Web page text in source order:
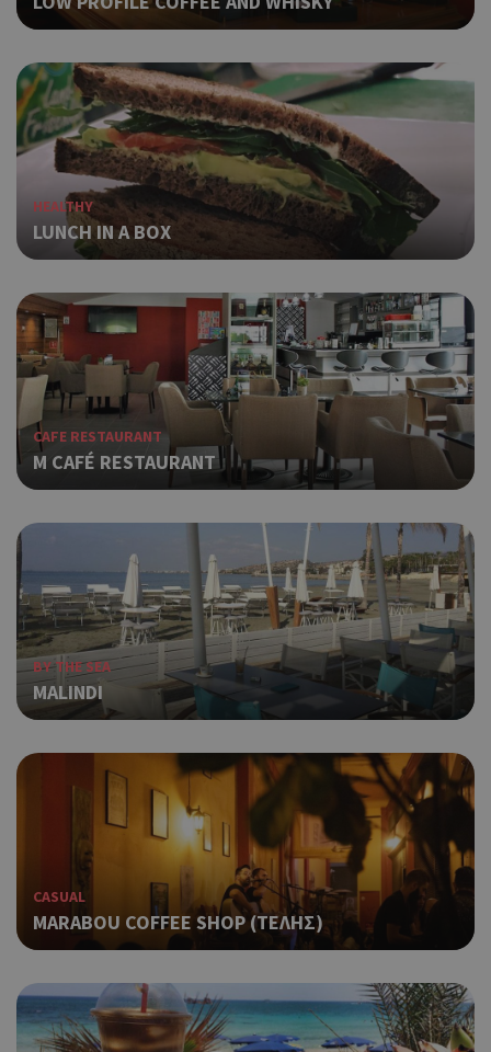
HEALTHY
LUNCH IN A BOX
CAFE RESTAURANT
M CAFÉ RESTAURANT
BY THE SEA
MALINDI
CASUAL
MARABOU COFFEE SHOP (ΤΕΛΗΣ)